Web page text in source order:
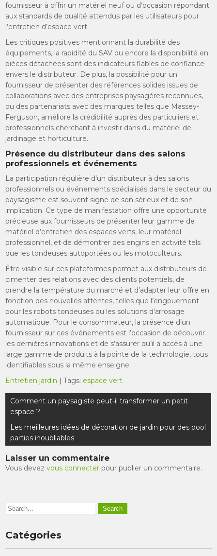
fournisseur à offrir un matériel neuf ou d’occasion répondant
aux standards de qualité attendus par les utilisateurs pour
l’entretien d’espace vert.
Les critiques positives mentionnant la durabilité des
équipements, la rapidité du SAV ou encore la disponibilité en
pièces détachées sont des indicateurs fiables de confiance
envers le distributeur. De plus, la possibilité pour un
fournisseur de présenter des références solides issues de
collaborations avec des entreprises paysagères reconnues,
ou des partenariats avec des marques telles que Massey-
Ferguson, améliore la crédibilité auprès des particuliers et
professionnels cherchant à investir dans du matériel de
jardinage et horticulture.
Présence du distributeur dans des salons
professionnels et événements
La participation régulière d’un distributeur à des salons
professionnels ou événements spécialisés dans le secteur du
paysagisme est souvent signe de son sérieux et de son
implication. Ce type de manifestation offre une opportunité
précieuse aux fournisseurs de présenter leur gamme de
matériel d’entretien des espaces verts, leur matériel
professionnel, et de démontrer des engins en activité tels
que les tondeuses autoportées ou les motoculteurs.
Être visible sur ces plateformes permet aux distributeurs de
cimenter des relations avec des clients potentiels, de
prendre la température du marché et d’adapter leur offre en
fonction des nouvelles attentes, telles que l’engouement
pour les robots tondeuses ou les solutions d’arrosage
automatique. Pour le consommateur, la présence d’un
fournisseur sur ces événements est l’occasion de découvrir
les dernières innovations et de s’assurer qu’il a accès à une
large gamme de produits à la pointe de la technologie, tous
identifiables sous la même enseigne.
Entretien jardin | Tags: espace vert
Navigation
de
l’article
Comment un paysagiste peut-il transformer un petit
espace ?
Les meilleures idées de décoration de jardin pour des pool
parties inoubliables
Laisser un commentaire
Vous devezvous connecter pour publier un commentaire.
Catégories